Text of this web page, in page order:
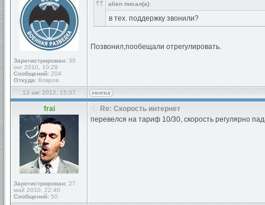
Зарегистрирован: 30
окт 2010, 10:29
Сообщений: 204
Откуда: Ковров
alien писал(а):
в тех. поддержку звонили?
Позвонил,пообещали отрегулировать.
13 авг 2012, 15:07
frai
Зарегистрирован: 27
май 2010, 22:40
Сообщений: 50
Re: Скорость интернет
перевелся на тариф 10/30, скорость регулярно